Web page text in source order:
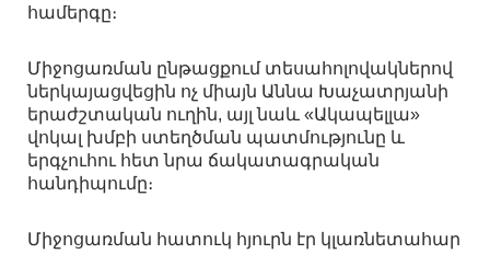
համերգը։
Միջոցառման ընթացքում տեսահոլովակներով
ներկայացվեցին ոչ միայն Աննա Խաչատրյանի
երաժշտական ուղին, այլ նաև «Ակապելլա»
վոկալ խմբի ստեղծման պատմությունը և
երգչուհու հետ նրա ճակատագրական
հանդիպումը։
Միջոցառման հատուկ հյուրն էր կլառնետահար